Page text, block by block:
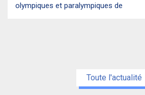
olympiques et paralympiques de
Toute l'actualité